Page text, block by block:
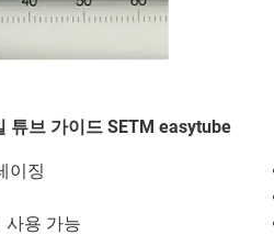
튜브 가이드 SETM easytube
이징
사용 가능